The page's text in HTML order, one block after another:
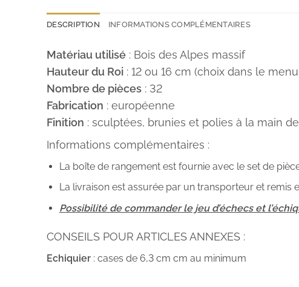
DESCRIPTION INFORMATIONS COMPLÉMENTAIRES
Matériau utilisé : Bois des Alpes massif
Hauteur du Roi : 12 ou 16 cm (choix dans le
Nombre de pièces : 32
Fabrication : européenne
Finition : sculptées, brunies et polies à la main
Informations complémentaires :
La boîte de rangement est fournie avec le set de
La livraison est assurée par un transporteur et remis
Possibilité de commander le jeu d’échecs et
CONSEILS POUR ARTICLES ANNEXES :
Echiquier : cases de 6,3 cm cm au minimum